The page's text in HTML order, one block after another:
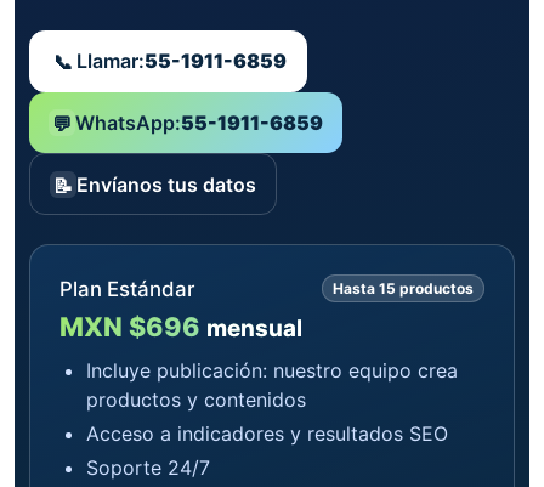
📞 Llamar:55-1911-6859
💬 WhatsApp:55-1911-6859
📝 Envíanos tus datos
Plan Estándar Hasta 15 productos
MXN $696 mensual
Incluye publicación: nuestro equipo crea
productos y contenidos
Acceso a indicadores y resultados SEO
Soporte 24/7